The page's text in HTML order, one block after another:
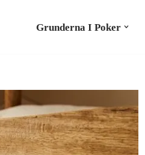
Grunderna I Poker